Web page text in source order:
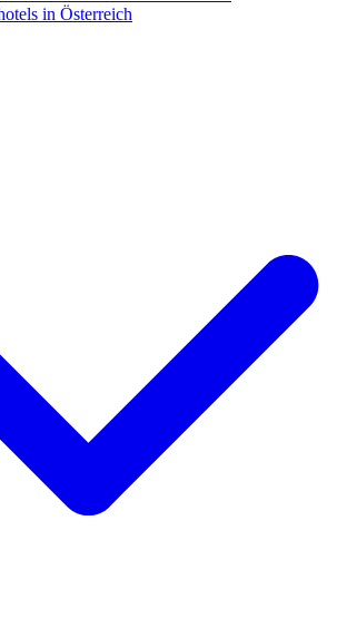
in Österreich